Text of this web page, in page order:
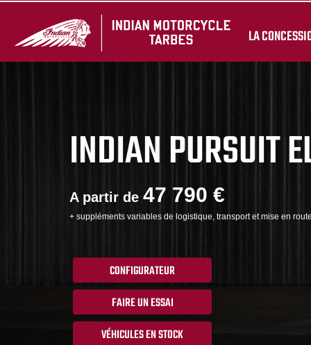
LA
INDIAN PURSUIT
A partir de 47 790 €
+ suppléments variables de logistique, transport et mise en
CONFIGURATEUR
FAIRE UN ESSAI
VÉHICULES EN STOCK